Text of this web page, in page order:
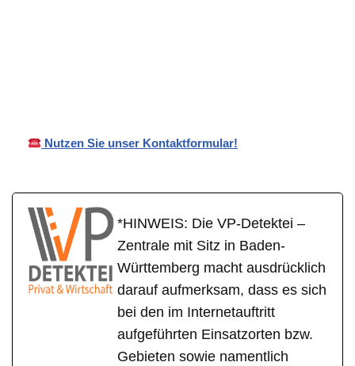
Nutzen Sie unser Kontaktformular!
*HINWEIS: Die VP-Detektei –
Zentrale mit Sitz in Baden-
Württemberg macht ausdrücklich
darauf aufmerksam, dass es sich
bei den im Internetauftritt
aufgeführten Einsatzorten bzw.
Gebieten sowie namentlich